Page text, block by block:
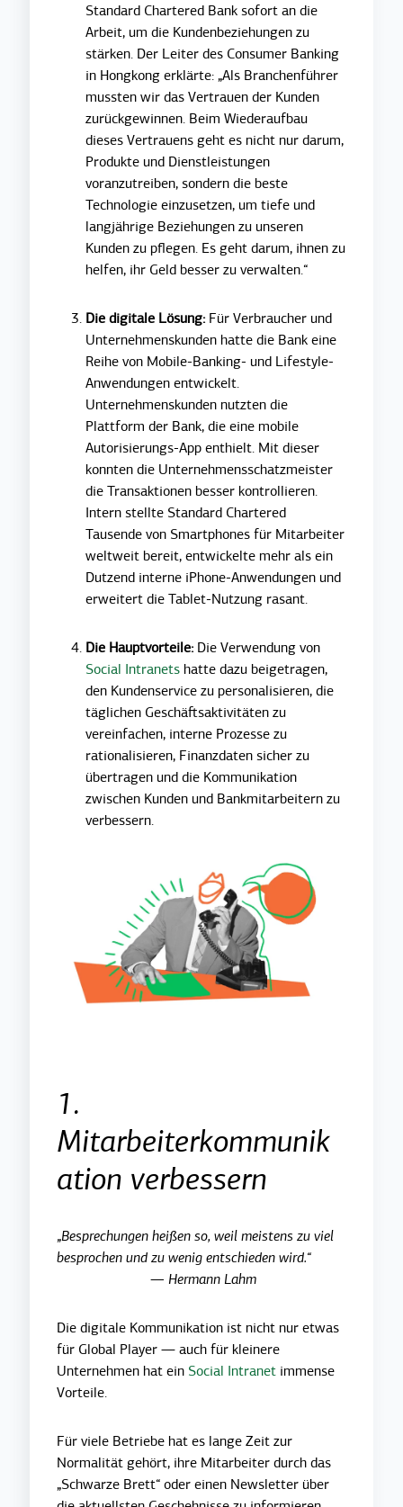
Standard Chartered Bank sofort an die
Arbeit, um die Kundenbeziehungen zu
stärken. Der Leiter des Consumer Banking
in Hongkong erklärte: „Als Branchenführer
mussten wir das Vertrauen der Kunden
zurückgewinnen. Beim Wiederaufbau
dieses Vertrauens geht es nicht nur darum,
Produkte und Dienstleistungen
voranzutreiben, sondern die beste
Technologie einzusetzen, um tiefe und
langjährige Beziehungen zu unseren
Kunden zu pflegen. Es geht darum, ihnen zu
helfen, ihr Geld besser zu verwalten.“
Die digitale Lösung: Für Verbraucher und
Unternehmenskunden hatte die Bank eine
Reihe von Mobile-Banking- und Lifestyle-
Anwendungen entwickelt.
Unternehmenskunden nutzten die
Plattform der Bank, die eine mobile
Autorisierungs-App enthielt. Mit dieser
konnten die Unternehmensschatzmeister
die Transaktionen besser kontrollieren.
Intern stellte Standard Chartered
Tausende von Smartphones für Mitarbeiter
weltweit bereit, entwickelte mehr als ein
Dutzend interne iPhone-Anwendungen und
erweitert die Tablet-Nutzung rasant.
Die Hauptvorteile: Die Verwendung von
Social Intranets hatte dazu beigetragen,
den Kundenservice zu personalisieren, die
täglichen Geschäftsaktivitäten zu
vereinfachen, interne Prozesse zu
rationalisieren, Finanzdaten sicher zu
übertragen und die Kommunikation
zwischen Kunden und Bankmitarbeitern zu
verbessern.
1.
Mitarbeiterkommunik
ation verbessern
„Besprechungen heißen so, weil meistens zu viel
besprochen und zu wenig entschieden wird.“
— Hermann Lahm
Die digitale Kommunikation ist nicht nur etwas
für Global Player — auch für kleinere
Unternehmen hat ein Social Intranet immense
Vorteile.
Für viele Betriebe hat es lange Zeit zur
Normalität gehört, ihre Mitarbeiter durch das
„Schwarze Brett“ oder einen Newsletter über